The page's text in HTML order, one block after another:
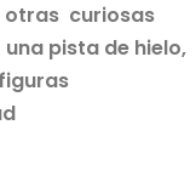
otras curiosas
pista de hielo,